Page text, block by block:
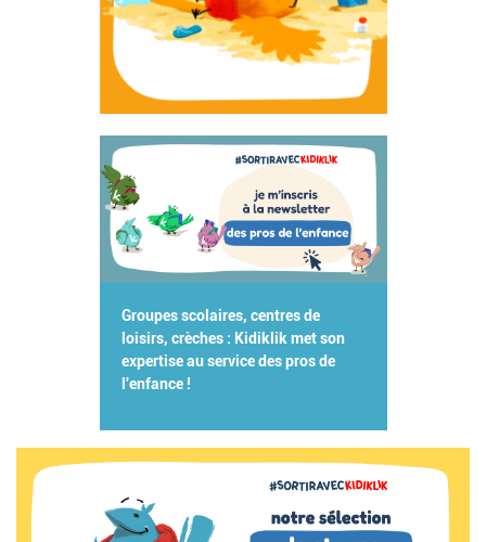
Groupes scolaires, centres de
loisirs, crèches : Kidiklik met son
expertise au service des pros de
l'enfance !